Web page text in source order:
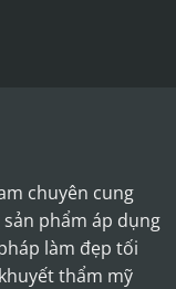
chuyên cung
phẩm áp dụng
làm đẹp tối
thẩm mỹ